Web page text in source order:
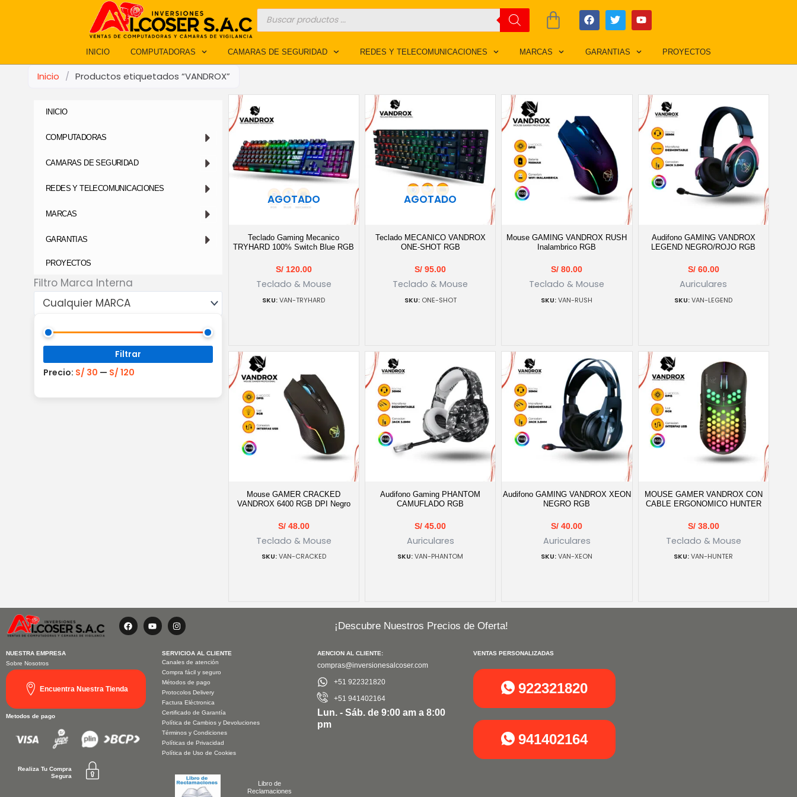
Búsqueda
de
productos
Cart F
a
c
b
o
T
w
i
t
e
Y
o
u
u
b
INICIO COMPUTADORAS CAMARAS DE SEGURIDAD REDES Y TELECOMUNICACIONES MARCAS GARANTIAS PROYECTOS
Inicio / Productos etiquetados “VANDROX”
INICIO
COMPUTADORAS
CAMARAS DE SEGURIDAD
REDES Y TELECOMUNICACIONES
MARCAS
GARANTIAS
PROYECTOS
Filtro Marca Interna
Cualquier MARCA
mínimo
máximo
Filtrar
Precio: S/ 30 — S/ 120
AGOTADO
Teclado Gaming Mecanico
TRYHARD 100% Switch Blue RGB
S/120.00
Teclado & Mouse
VAN-TRYHARD
AGOTADO
Teclado MECANICO VANDROX
ONE-SHOT RGB
S/ 95.00
Teclado & Mouse
ONE-SHOT
Mouse GAMING VANDROX RUSH
Inalambrico RGB
S/ 80.00
Teclado & Mouse
VAN-RUSH
Audifono GAMING VANDROX
LEGEND NEGRO/ROJO RGB
S/60.00
Auriculares
VAN-LEGEND
Mouse GAMER CRACKED
VANDROX 6400 RGB DPI Negro
S/48.00
Teclado & Mouse
VAN-CRACKED
Audifono Gaming PHANTOM
CAMUFLADO RGB
S/ 45.00
Auriculares
VAN-PHANTOM
Audifono GAMING VANDROX XEON
NEGRO RGB
S/ 40.00
Auriculares
VAN-XEON
MOUSE GAMER VANDROX CON
CABLE ERGONOMICO HUNTER
S/38.00
Teclado & Mouse
VAN-HUNTER
F
a
c
o
Y
o
u
I
n
s
a
g
r
a
m
¡Descubre Nuestros Precios de Oferta!
NUESTRA EMPRESA
Sobre Nosotros
Encuentra Nuestra Tienda
Metodos de pago
Realiza Tu Compra
Segura
SERVICIOA AL CLIENTE
Canales de atención
Compra fácil y seguro
Métodos de pago
Protocolos Delivery
Factura Eléctronica
Certificado de Garantía
Política de Cambios y Devoluciones
Términos y Condiciones
Políticas de Privacidad
Política de Uso de Cookies
Libro de
Reclamaciones
AENCION AL CLIENTE:
compras@inversionesalcoser.com
+51 922321820
+51 941402164
Lun. - Sáb. de 9:00 am a 8:00
pm
VENTAS PERSONALIZADAS
922321820
941402164